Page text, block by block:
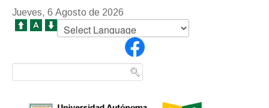
Jueves, 6 Agosto de 2026